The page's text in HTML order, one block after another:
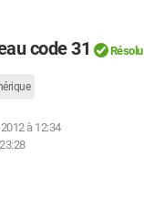
code 31 Résolu
à 12:34